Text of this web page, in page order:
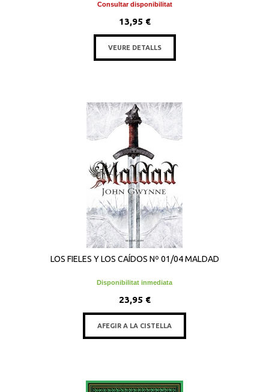
Consultar disponibilitat
13,95 €
VEURE DETALLS
LOS FIELES Y LOS CAÍDOS Nº 01/04 MALDAD
Disponibilitat inmediata
23,95 €
AFEGIR A LA CISTELLA